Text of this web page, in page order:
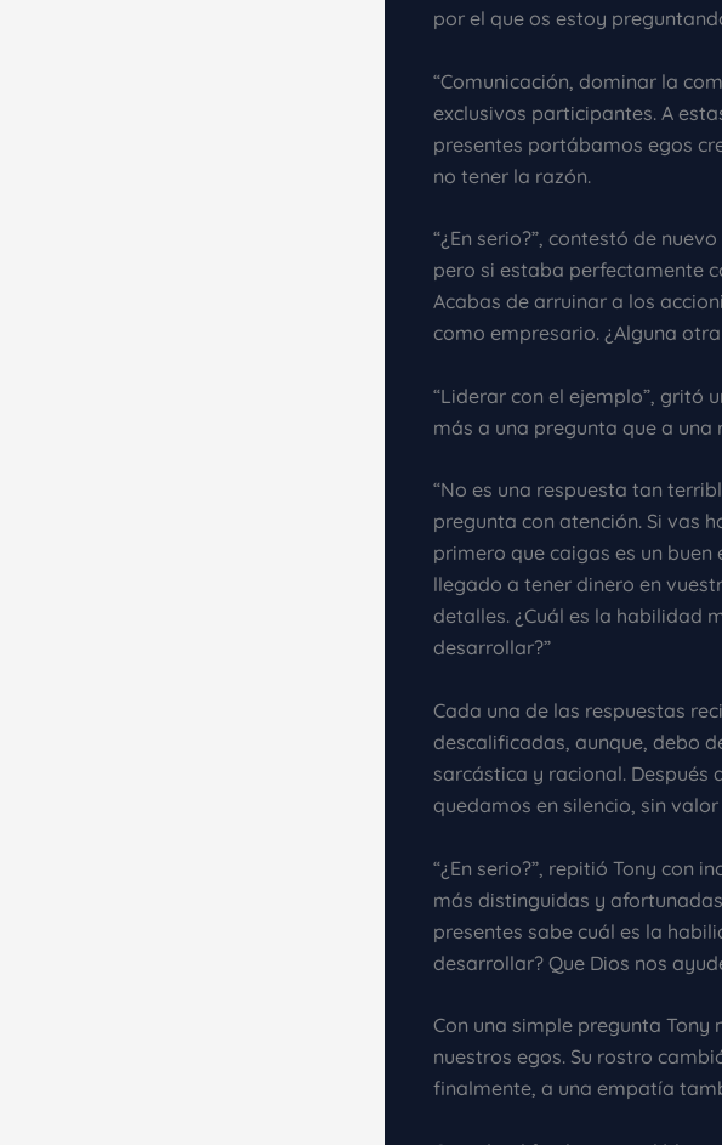
por el que os estoy
“Comunicación, dominar la
exclusivos participantes. A
presentes portábamos egos
no tener la razón.
“¿En serio?”, contestó de
pero si estaba perfectamente
Acabas de arruinar a los
como empresario. ¿Alguna otra
“Liderar con el ejemplo”, gritó
más a una pregunta que a una
“No es una respuesta tan
pregunta con atención. Si vas
primero que caigas es un
llegado a tener dinero en
detalles. ¿Cuál es la habilidad
desarrollar?”
Cada una de las respuestas
descalificadas, aunque, debo
sarcástica y racional.
quedamos en silencio, sin
“¿En serio?”, repitió Tony con
más distinguidas y
presentes sabe cuál es la
desarrollar? Que Dios nos
Con una simple pregunta
nuestros egos. Su rostro
finalmente, a una empatía